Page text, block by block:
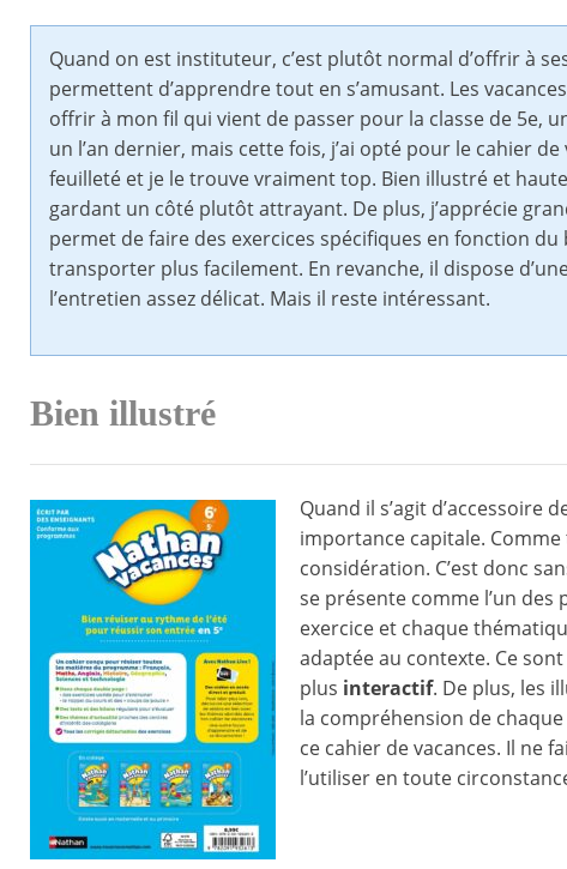
Quand on est instituteur, c’est plutôt normal d’offrir à
permettent d’apprendre tout en s’amusant. Les
offrir à mon fil qui vient de passer pour la classe de 5e,
un l’an dernier, mais cette fois, j’ai opté pour le cahier
feuilleté et je le trouve vraiment top. Bien illustré et
gardant un côté plutôt attrayant. De plus, j’apprécie
permet de faire des exercices spécifiques en fonction
transporter plus facilement. En revanche, il dispose
l’entretien assez délicat. Mais il reste intéressant.
Bien illustré
Quand il s’agit d’accessoire
importance capitale.
considération. C’est donc
se présente comme l’un
exercice et chaque
adaptée au contexte. Ce
plus interactif. De plus, les
la compréhension de
ce cahier de vacances. Il ne
l’utiliser en toute